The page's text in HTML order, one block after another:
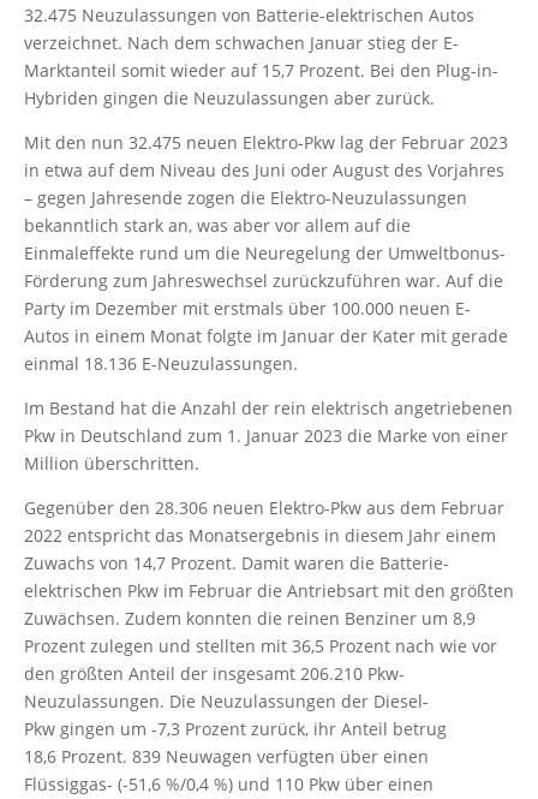
32.475 Neuzulassungen von Batterie-elektrischen Autos
verzeichnet. Nach dem schwachen Januar stieg der E-
Marktanteil somit wieder auf 15,7 Prozent. Bei den Plug-in-
Hybriden gingen die Neuzulassungen aber zurück.
Mit den nun 32.475 neuen Elektro-Pkw lag der Februar 2023
in etwa auf dem Niveau des Juni oder August des Vorjahres
– gegen Jahresende zogen die Elektro-Neuzulassungen
bekanntlich stark an, was aber vor allem auf die
Einmaleffekte rund um die Neuregelung der Umweltbonus-
Förderung zum Jahreswechsel zurückzuführen war. Auf die
Party im Dezember mit erstmals über 100.000 neuen E-
Autos in einem Monat folgte im Januar der Kater mit gerade
einmal 18.136 E-Neuzulassungen.
Im Bestand hat die Anzahl der rein elektrisch angetriebenen
Pkw in Deutschland zum 1. Januar 2023 die Marke von einer
Million überschritten.
Gegenüber den 28.306 neuen Elektro-Pkw aus dem Februar
2022 entspricht das Monatsergebnis in diesem Jahr einem
Zuwachs von 14,7 Prozent. Damit waren die Batterie-
elektrischen Pkw im Februar die Antriebsart mit den größten
Zuwächsen. Zudem konnten die reinen Benziner um 8,9
Prozent zulegen und stellten mit 36,5 Prozent nach wie vor
den größten Anteil der insgesamt 206.210 Pkw-
Neuzulassungen. Die Neuzulassungen der Diesel-
Pkw gingen um -7,3 Prozent zurück, ihr Anteil betrug
18,6 Prozent. 839 Neuwagen verfügten über einen
Flüssiggas- (-51,6 %/0,4 %) und 110 Pkw über einen